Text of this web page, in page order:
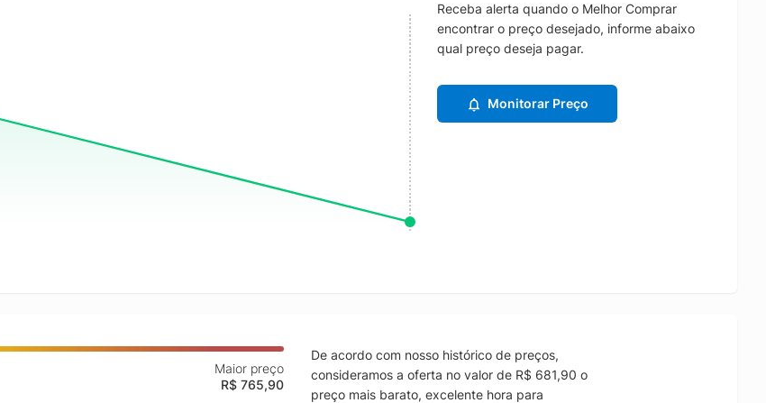
Receba alerta quando o Melhor Comprar
encontrar o preço desejado, informe abaixo
qual preço deseja pagar.
Monitorar Preço
Maior preço
R$ 765,90
De acordo com nosso histórico de preços,
consideramos a oferta no valor de R$ 681,90 o
preço mais barato, excelente hora para